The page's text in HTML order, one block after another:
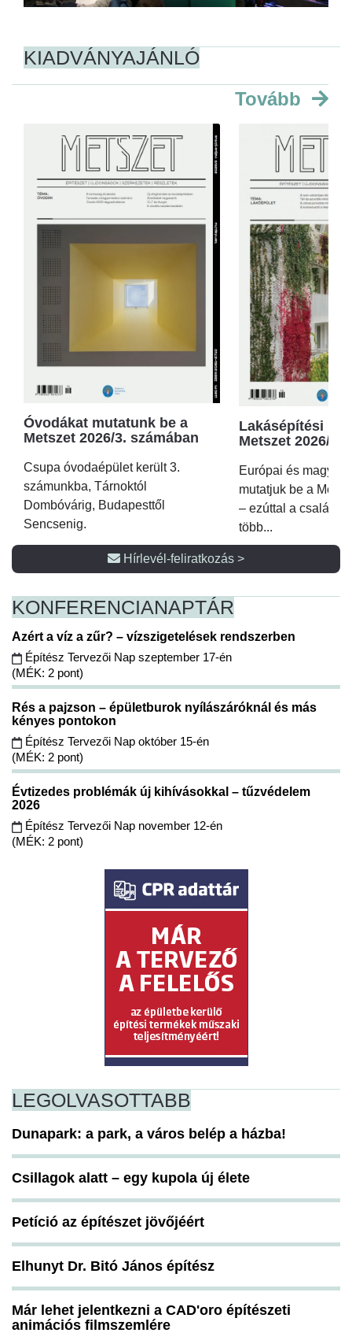
KIADVÁNYAJÁNLÓ
Tovább
Óvodákat mutatunk be a
Metszet 2026/3. számában
Csupa óvodaépület került 3.
számunkba, Tárnoktól
Dombóvárig, Budapesttől
Sencsenig.
Lakásépítési
Metszet 2026/2.
Európai és magyar
mutatjuk be a
– ezúttal a családi
több...
Hírlevél-feliratkozás >
KONFERENCIANAPTÁR
Azért a víz a zűr? – vízszigetelések rendszerben
Építész Tervezői Nap szeptember 17-én
(MÉK: 2 pont)
Rés a pajzson – épületburok nyílászáróknál és más
kényes pontokon
Építész Tervezői Nap október 15-én
(MÉK: 2 pont)
Évtizedes problémák új kihívásokkal – tűzvédelem
2026
Építész Tervezői Nap november 12-én
(MÉK: 2 pont)
LEGOLVASOTTABB
Dunapark: a park, a város belép a házba!
Csillagok alatt – egy kupola új élete
Petíció az építészet jövőjéért
Elhunyt Dr. Bitó János építész
Már lehet jelentkezni a CAD'oro építészeti
animációs filmszemlére